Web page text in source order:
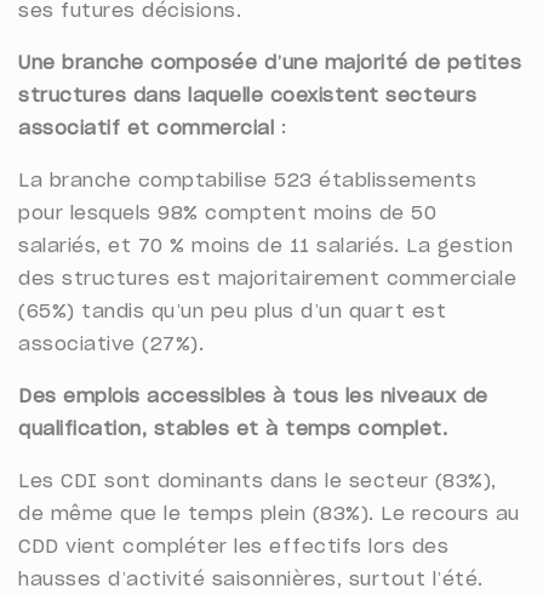
ses futures décisions.
Une branche composée d’une majorité de petites
structures dans laquelle coexistent secteurs
associatif et commercial :
La branche comptabilise 523 établissements
pour lesquels 98% comptent moins de 50
salariés, et 70 % moins de 11 salariés. La gestion
des structures est majoritairement commerciale
(65%) tandis qu’un peu plus d’un quart est
associative (27%).
Des emplois accessibles à tous les niveaux de
qualification, stables et à temps complet.
Les CDI sont dominants dans le secteur (83%),
de même que le temps plein (83%). Le recours au
CDD vient compléter les effectifs lors des
hausses d’activité saisonnières, surtout l’été.